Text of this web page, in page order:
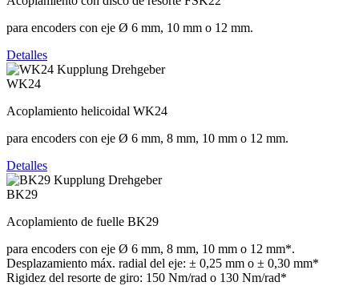
para encoders con eje Ø 6 mm, 10 mm o 12 mm.
Detalles
WK24
Acoplamiento helicoidal WK24
para encoders con eje Ø 6 mm, 8 mm, 10 mm o 12 mm.
Detalles
BK29
Acoplamiento de fuelle BK29
para encoders con eje Ø 6 mm, 8 mm, 10 mm o 12 mm*.
Desplazamiento máx. radial del eje: ± 0,25 mm o ± 0,30 mm*
Rigidez del resorte de giro: 150 Nm/rad o 130 Nm/rad*